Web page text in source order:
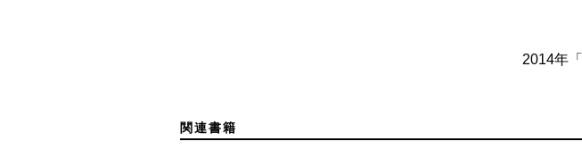
2014年「
関連書籍